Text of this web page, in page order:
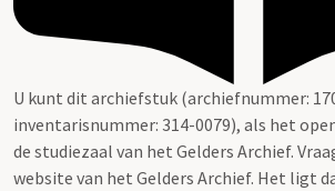
U kunt dit archiefstuk (archiefnummer:
inventarisnummer: 314-0079), als het
de studiezaal van het Gelders Archief.
website van het Gelders Archief. Het ligt